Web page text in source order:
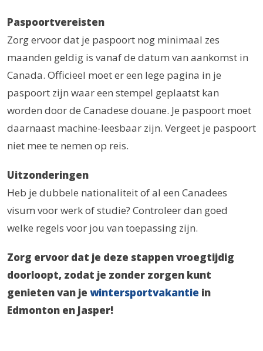
Paspoortvereisten
Zorg ervoor dat je paspoort nog minimaal zes
maanden geldig is vanaf de datum van aankomst in
Canada. Officieel moet er een lege pagina in je
paspoort zijn waar een stempel geplaatst kan
worden door de Canadese douane. Je paspoort moet
daarnaast machine-leesbaar zijn. Vergeet je paspoort
niet mee te nemen op reis.
Uitzonderingen
Heb je dubbele nationaliteit of al een Canadees
visum voor werk of studie? Controleer dan goed
welke regels voor jou van toepassing zijn.
Zorg ervoor dat je deze stappen vroegtijdig
doorloopt, zodat je zonder zorgen kunt
genieten van je wintersportvakantie in
Edmonton en Jasper!